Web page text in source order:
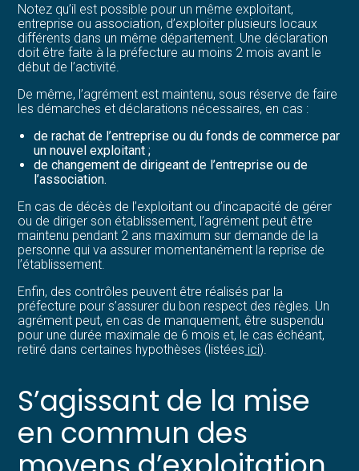
Notez qu’il est possible pour un même exploitant,
entreprise ou association, d’exploiter plusieurs locaux
différents dans un même département. Une déclaration
doit être faite à la préfecture au moins 2 mois avant le
début de l’activité.
De même, l’agrément est maintenu, sous réserve de faire
les démarches et déclarations nécessaires, en cas :
de rachat de l’entreprise ou du fonds de commerce par
un nouvel exploitant ;
de changement de dirigeant de l’entreprise ou de
l’association.
En cas de décès de l’exploitant ou d’incapacité de gérer
ou de diriger son établissement, l’agrément peut être
maintenu pendant 2 ans maximum sur demande de la
personne qui va assurer momentanément la reprise de
l’établissement.
Enfin, des contrôles peuvent être réalisés par la
préfecture pour s’assurer du bon respect des règles. Un
agrément peut, en cas de manquement, être suspendu
pour une durée maximale de 6 mois et, le cas échéant,
retiré dans certaines hypothèses (listées ici).
S’agissant de la mise
en commun des